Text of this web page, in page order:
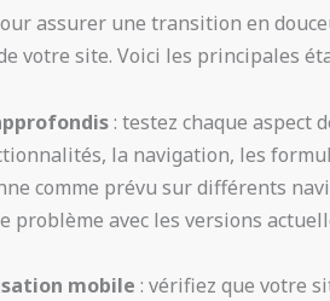
assurer une transition en
votre site. Voici les principales
: testez chaque aspect
la navigation, les
comme prévu sur différents
problème avec les versions
mobile : vérifiez que votre